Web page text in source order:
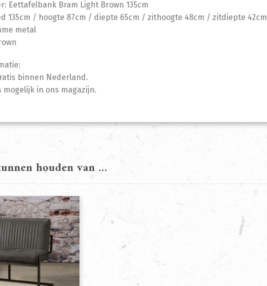
Eettafelbank Bram Light Brown 135cm
135cm / hoogte 87cm / diepte 65cm / zithoogte 48cm / zitdiepte 42cm
metal
binnen Nederland.
mogelijk in ons magazijn.
houden van …